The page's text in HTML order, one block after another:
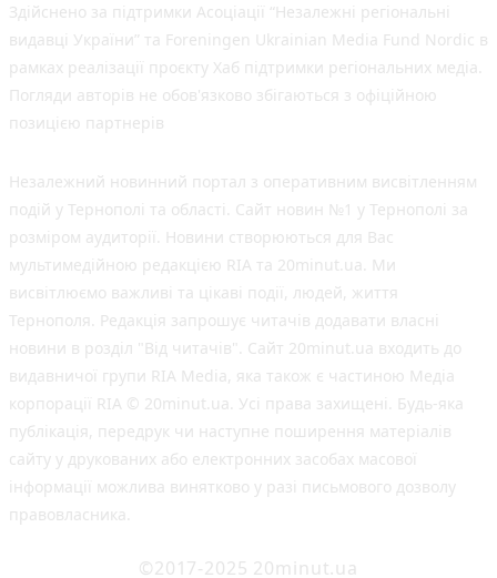
Здійснено за підтримки Асоціації “Незалежні регіональні
видавці України” та Foreningen Ukrainian Media Fund Nordic в
рамках реалізації проєкту Хаб підтримки регіональних медіа.
Погляди авторів не обов'язково збігаються з офіційною
позицією партнерів
Незалежний новинний портал з оперативним висвітленням
подій у Тернополі та області. Сайт новин №1 у Тернополі за
розміром аудиторії. Новини створюються для Вас
мультимедійною редакцією RIA та 20minut.ua. Ми
висвітлюємо важливі та цікаві події, людей, життя
Тернополя. Редакція запрошує читачів додавати власні
новини в розділ "Від читачів". Сайт 20minut.ua входить до
видавничої групи RIA Media, яка також є частиною Медіа
корпорації RIA © 20minut.ua. Усі права захищені. Будь-яка
публiкацiя, передрук чи наступне поширення матеріалів
сайту у друкованих або електронних засобах масової
інформації можлива винятково у разі письмового дозволу
правовласника.
©2017-2025 20minut.ua